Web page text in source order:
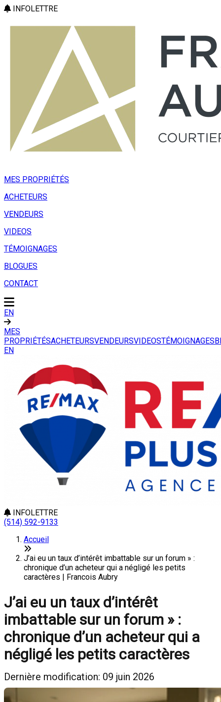
INFOLETTRE
MES PROPRIÉTÉS
ACHETEURS
VENDEURS
VIDEOS
TÉMOIGNAGES
BLOGUES
CONTACT
EN
MES
PROPRIÉTÉSACHETEURSVENDEURSVIDEOSTÉMOIGNAGES
EN
INFOLETTRE
(514) 592-9133
Accueil
J’ai eu un taux d’intérêt imbattable sur un forum » :
chronique d’un acheteur qui a négligé les petits
caractères | Francois Aubry
J’ai eu un taux d’intérêt
imbattable sur un forum » :
chronique d’un acheteur qui a
négligé les petits caractères
Dernière modification: 09 juin 2026